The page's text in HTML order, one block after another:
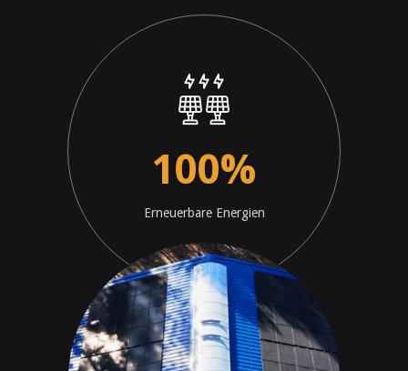
100%
Erneuerbare Energien